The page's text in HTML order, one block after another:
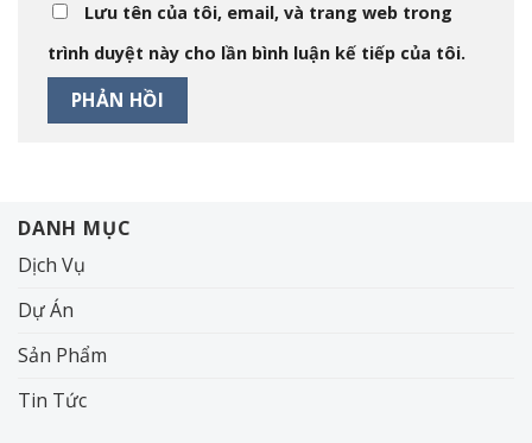
Lưu tên của tôi, email, và trang web trong
trình duyệt này cho lần bình luận kế tiếp của tôi.
DANH MỤC
Dịch Vụ
Dự Án
Sản Phẩm
Tin Tức